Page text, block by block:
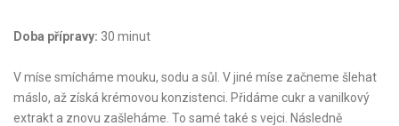
Doba přípravy: 30 minut
V míse smícháme mouku, sodu a sůl. V jiné míse začneme šlehat
máslo, až získá krémovou konzistenci. Přidáme cukr a vanilkový
extrakt a znovu zašleháme. To samé také s vejci. Následně